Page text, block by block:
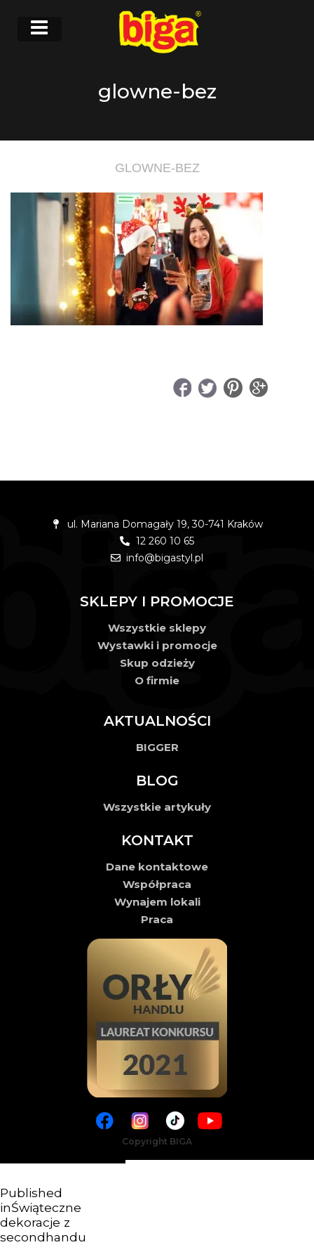
glowne-bez
GLOWNE-BEZ
ul. Mariana Domagały 19, 30-741 Kraków
12 260 10 65
info@bigastyl.pl
SKLEPY I PROMOCJE
Wszystkie sklepy
Wystawki i promocje
Skup odzieży
O firmie
AKTUALNOŚCI
BIGGER
BLOG
Wszystkie artykuły
KONTAKT
Dane kontaktowe
Współpraca
Wynajem lokali
Praca
Copyright BIGA
Published
inŚwiąteczne
dekoracje z
secondhandu